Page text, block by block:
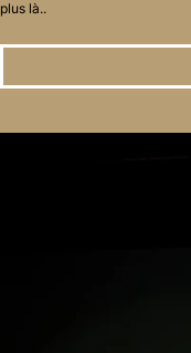
plus là..